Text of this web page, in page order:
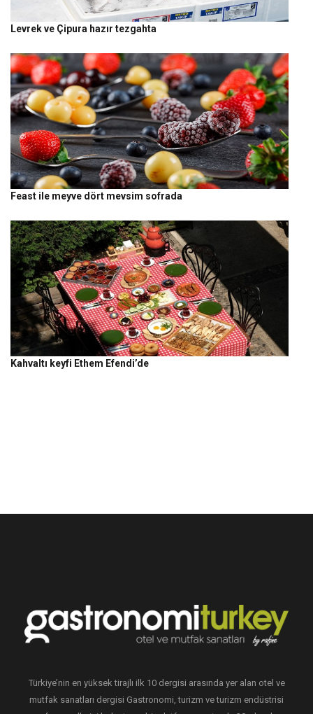
Levrek ve Çipura hazır tezgahta
Feast ile meyve dört mevsim sofrada
Kahvaltı keyfi Ethem Efendi’de
Türkiye’nin en yüksek tirajlı ilk 10 dergisi arasında yer alan otel ve
mutfak sanatları dergisi Gastronomi, turizm ve turizm endüstrisi